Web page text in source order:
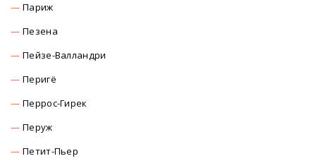
Париж
Пезена
Пейзе-Валландри
Перигё
Перрос-Гирек
Перуж
Петит-Пьер